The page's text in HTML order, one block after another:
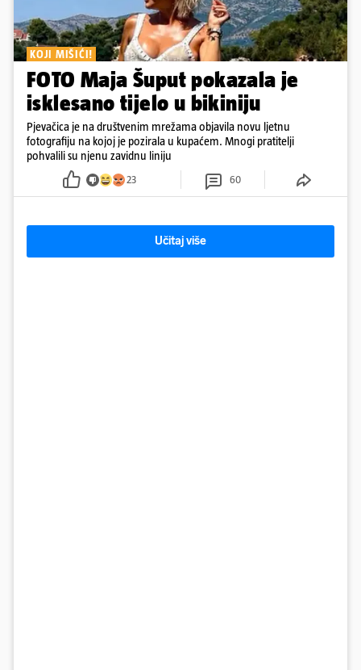
KOJI MIŠIĆI!
FOTO Maja Šuput pokazala je
isklesano tijelo u bikiniju
Pjevačica je na društvenim mrežama objavila novu ljetnu
fotografiju na kojoj je pozirala u kupaćem. Mnogi pratitelji
pohvalili su njenu zavidnu liniju
23 60
Učitaj više